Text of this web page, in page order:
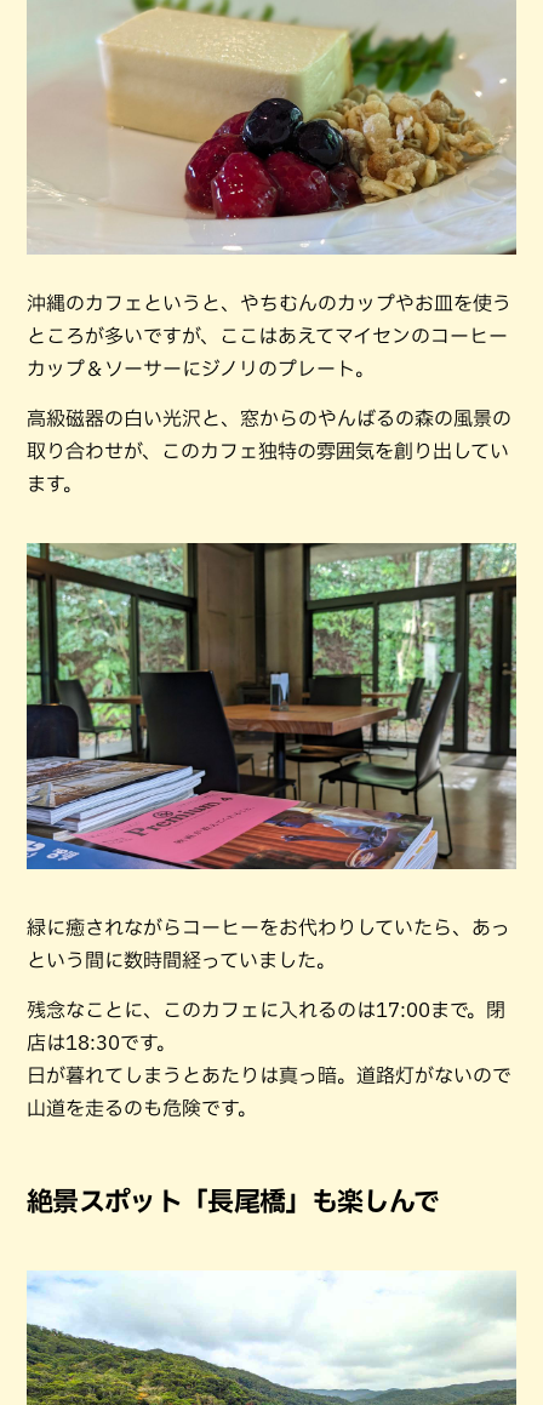
沖縄のカフェというと、やちむんのカップやお皿を使う
ところが多いですが、ここはあえてマイセンのコーヒー
カップ＆ソーサーにジノリのプレート。
高級磁器の白い光沢と、窓からのやんばるの森の風景の
取り合わせが、このカフェ独特の雰囲気を創り出してい
ます。
緑に癒されながらコーヒーをお代わりしていたら、あっ
という間に数時間経っていました。
残念なことに、このカフェに入れるのは17:00まで。閉
店は18:30です。
日が暮れてしまうとあたりは真っ暗。道路灯がないので
山道を走るのも危険です。
絶景スポット「長尾橋」も楽しんで